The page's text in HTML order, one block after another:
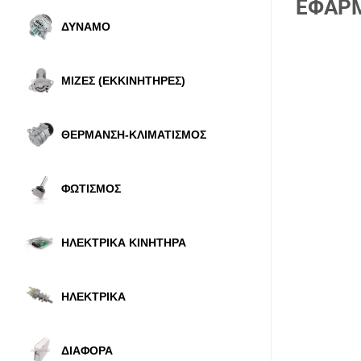
ΔΥΝΑΜΟ
ΜΙΖΕΣ (ΕΚΚΙΝΗΤΗΡΕΣ)
ΘΕΡΜΑΝΣΗ-ΚΛΙΜΑΤΙΣΜΟΣ
ΦΩΤΙΣΜΟΣ
ΗΛΕΚΤΡΙΚΑ ΚΙΝΗΤΗΡΑ
ΗΛΕΚΤΡΙΚΑ
ΔΙΑΦΟΡΑ